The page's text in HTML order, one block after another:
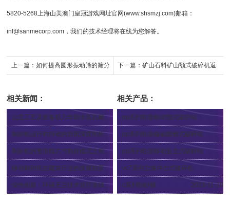
5820-5268上海山美澳门皇冠游戏网址官网(www.shsmzj.com)邮箱：
inf@sanmecorp.com ，我们的技术经理将在线为您解答。
上一篇： 如何提高圆形振动筛的筛分 下一篇：矿山石料矿山颚式破碎机返
相关新闻：
2024-05-16
2024-04-26
2024-04-02
移动制砂机在建筑行业的发展前景
2024-03-30
相关产品：
pp系列轮胎移动颚式破碎站
2024-04-12
pp系列轮胎移动圆锥式破碎站
2024-04-12
pp系列轮胎移动反击式破碎站
2024-04-12
vc7系列立轴冲击式破碎机
2024-03-29
c系列制砂楼 2023-11-10